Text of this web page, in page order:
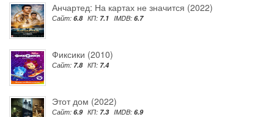
Анчартед: На картах не значится (2022)
Сайт: 6.8 КП: 7.1 IMDB: 6.7
Фиксики (2010)
Сайт: 7.8 КП: 7.4
Этот дом (2022)
Сайт: 6.9 КП: 7.3 IMDB: 6.9